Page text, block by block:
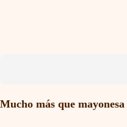
Mucho más que mayonesa